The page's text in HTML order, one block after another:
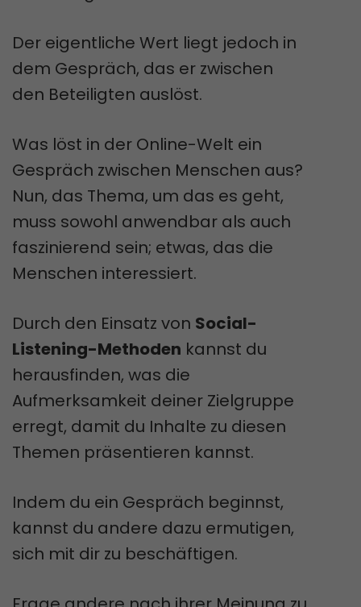
Der eigentliche Wert liegt jedoch in
dem Gespräch, das er zwischen
den Beteiligten auslöst.
Was löst in der Online-Welt ein
Gespräch zwischen Menschen aus?
Nun, das Thema, um das es geht,
muss sowohl anwendbar als auch
faszinierend sein; etwas, das die
Menschen interessiert.
Durch den Einsatz von Social-
Listening-Methoden kannst du
herausfinden, was die
Aufmerksamkeit deiner Zielgruppe
erregt, damit du Inhalte zu diesen
Themen präsentieren kannst.
Indem du ein Gespräch beginnst,
kannst du andere dazu ermutigen,
sich mit dir zu beschäftigen.